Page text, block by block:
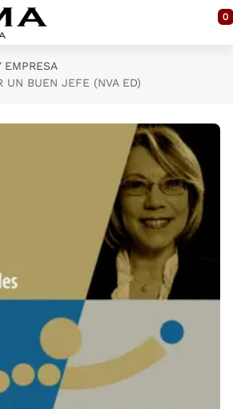
0
EMPRESA
UN BUEN JEFE (NVA ED)